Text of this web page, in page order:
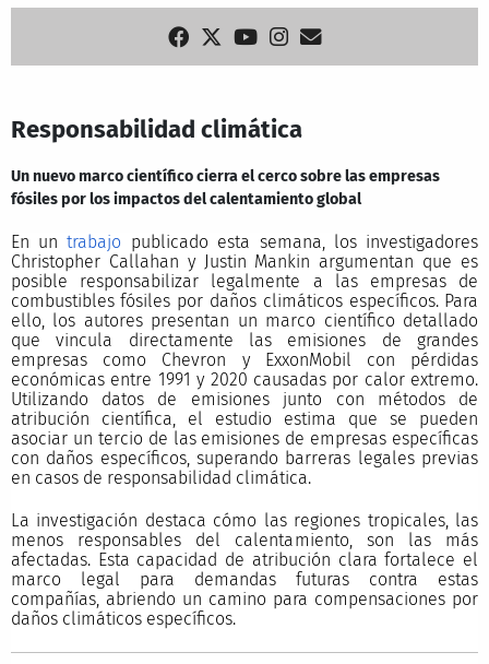
Responsabilidad climática
Un nuevo marco científico cierra el cerco sobre las empresas
fósiles por los impactos del calentamiento global
En untrabajo publicado esta semana, los investigadores
Christopher Callahan y Justin Mankin argumentan que es
posible responsabilizar legalmente a las empresas de
combustibles fósiles por daños climáticos específicos. Para
ello, los autores presentan un marco científico detallado
que vincula directamente las emisiones de grandes
empresas como Chevron y ExxonMobil con pérdidas
económicas entre 1991 y 2020 causadas por calor extremo.
Utilizando datos de emisiones junto con métodos de
atribución científica, el estudio estima que se pueden
asociar un tercio de las emisiones de empresas específicas
con daños específicos, superando barreras legales previas
en casos de responsabilidad climática.
La investigación destaca cómo las regiones tropicales, las
menos responsables del calentamiento, son las más
afectadas. Esta capacidad de atribución clara fortalece el
marco legal para demandas futuras contra estas
compañías, abriendo un camino para compensaciones por
daños climáticos específicos.